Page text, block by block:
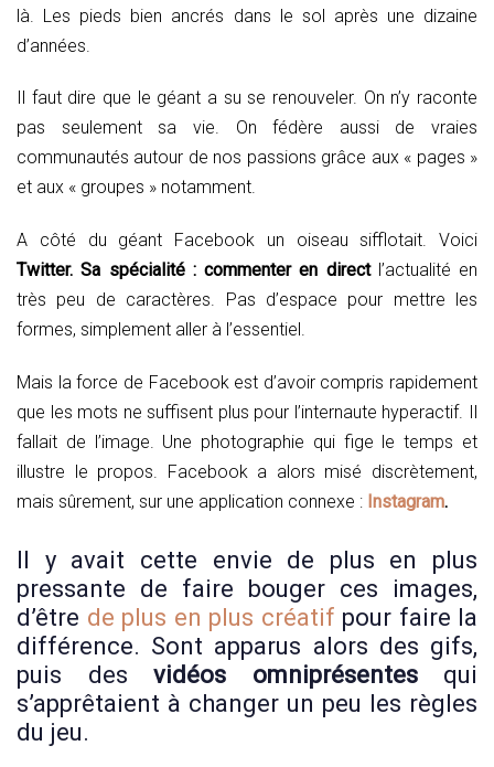
là. Les pieds bien ancrés dans le sol après une dizaine
d’années.
Il faut dire que le géant a su se renouveler. On n’y raconte
pas seulement sa vie. On fédère aussi de vraies
communautés autour de nos passions grâce aux « pages »
et aux « groupes » notamment.
A côté du géant Facebook un oiseau sifflotait. Voici
Twitter. Sa spécialité : commenter en directl’actualité en
très peu de caractères. Pas d’espace pour mettre les
formes, simplement aller à l’essentiel.
Mais la force de Facebook est d’avoir compris rapidement
que les mots ne suffisent plus pour l’internaute hyperactif. Il
fallait de l’image. Une photographie qui fige le temps et
illustre le propos. Facebook a alors misé discrètement,
mais sûrement, sur une application connexe : Instagram.
Il y avait cette envie de plus en plus
pressante de faire bouger ces images,
d’être de plus en plus créatif pour faire la
différence. Sont apparus alors des gifs,
puis des vidéos omniprésentesqui
s’apprêtaient à changer un peu les règles
du jeu.